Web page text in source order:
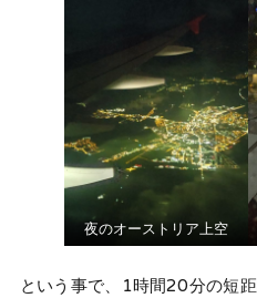
夜のオーストリア上空
という事で、1時間20分の短